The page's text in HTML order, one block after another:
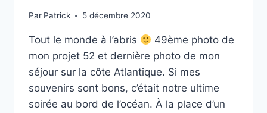
Par Patrick 5 décembre 2020
Tout le monde à l’abris
49ème photo de
mon projet 52 et dernière photo de mon
séjour sur la côte Atlantique. Si mes
souvenirs sont bons, c’était notre ultime
soirée au bord de l’océan. À la place d’un